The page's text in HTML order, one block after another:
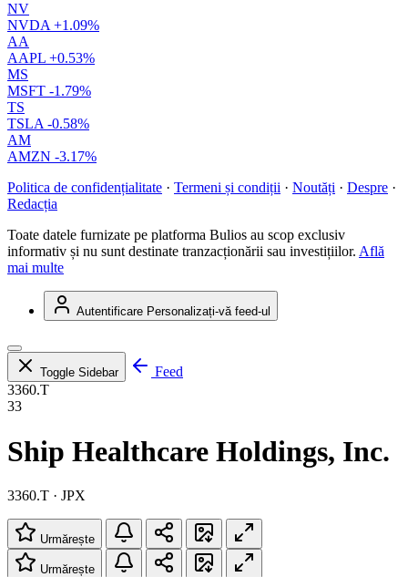
NV
NVDA +1.09%
AA
AAPL +0.53%
MS
MSFT -1.79%
TS
TSLA -0.58%
AM
AMZN -3.17%
Politica de confidențialitate · Termeni și condiții · Noutăți · Despre ·
Redacția
Toate datele furnizate pe platforma Bulios au scop exclusiv
informativ și nu sunt destinate tranzacționării sau investițiilor. Află
mai multe
Autentificare Personalizați-vă feed-ul
Toggle Sidebar
Feed
3360.T
33
Ship Healthcare Holdings, Inc.
3360.T · JPX
Urmărește
Urmărește